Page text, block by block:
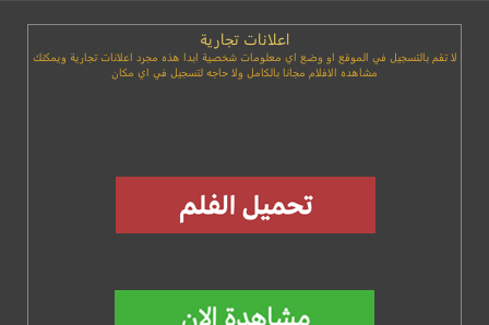
اعلانات تجارية
لا تقم بالتسجيل في الموقع او وضع اي معلومات شخصية ابدا هذه مجرد اعلانات تجارية ويمكنك
مشاهده الافلام مجانا بالكامل ولا حاجه لتسجيل في اي مكان